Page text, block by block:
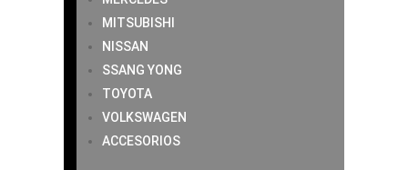
MITSUBISHI
NISSAN
SSANG YONG
TOYOTA
VOLKSWAGEN
ACCESORIOS